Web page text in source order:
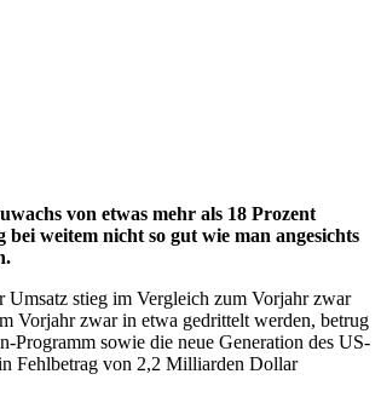
von etwas mehr als 18 Prozent
weitem nicht so gut wie man angesichts
Umsatz stieg im Vergleich zum Vorjahr zwar
Vorjahr zwar in etwa gedrittelt werden, betrug
sowie die neue Generation des US-
Fehlbetrag von 2,2 Milliarden Dollar